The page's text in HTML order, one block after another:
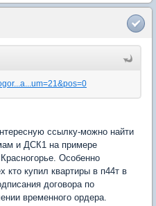
ссылку-можно найти
и ДСК1 на примере
Особенно
кто купил квартиры в п44т в
договора по
временного ордера.